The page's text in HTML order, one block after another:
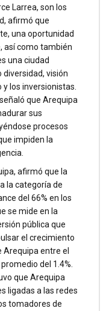
Larrea, son los
afirmó que
una oportunidad
así como también
una ciudad
visión
los inversionistas.
que Arequipa
sus
procesos
impiden la
afirmó que la
la categoría de
del 66% en los
se mide en la
pública que
el crecimiento
Arequipa entre el
del 1.4%.
que Arequipa
ligadas a las redes
tomadores de